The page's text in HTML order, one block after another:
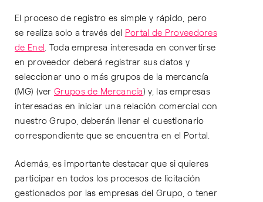
El proceso de registro es simple y rápido, pero
se realiza solo a través del Portal de Proveedores
de Enel. Toda empresa interesada en convertirse
en proveedor deberá registrar sus datos y
seleccionar uno o más grupos de la mercancía
(MG) (ver Grupos de Mercancía) y, las empresas
interesadas en iniciar una relación comercial con
nuestro Grupo, deberán llenar el cuestionario
correspondiente que se encuentra en el Portal.
Además, es importante destacar que si quieres
participar en todos los procesos de licitación
gestionados por las empresas del Grupo, o tener